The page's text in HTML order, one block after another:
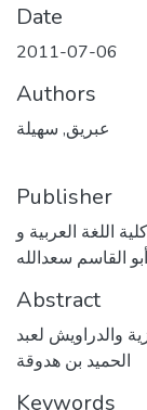
Date
2011-07-06
Authors
عبريق, سهيلة
Publisher
اللغة العربية و
Abstract
والدراويش لعبد
الحميد بن هدوقة
Keywords